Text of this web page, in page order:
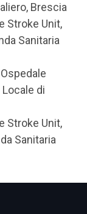
Brescia
Stroke Unit,
Sanitaria
Locale di
Stroke Unit,
Sanitaria